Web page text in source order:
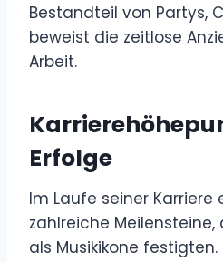
Bestandteil von Partys,
beweist die zeitlose
Arbeit.
Erfolge
Im Laufe seiner Karriere
zahlreiche
als Musikikone festigten.